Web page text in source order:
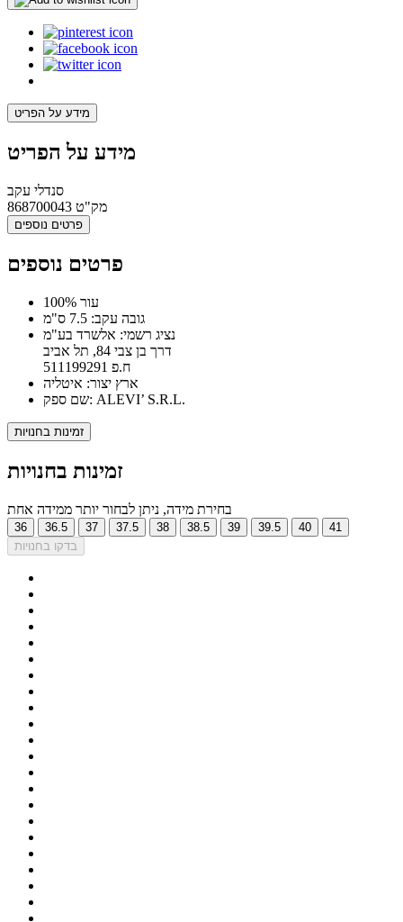
מידע על הפריט
מידע על הפריט
סנדלי עקב
מק"ט 868700043
פרטים נוספים
פרטים נוספים
100% עור
גובה עקב: 7.5 ס"מ
נציג רשמי: אלשרד בע"מ
דרך בן צבי 84, תל אביב
ח.פ 511199291
ארץ יצור: איטליה
שם ספק: ALEVI’ S.R.L.
זמינות בחנויות
זמינות בחנויות
בחירת מידה, ניתן לבחור יותר ממידה אחת
36 36.5 37 37.5 38 38.5 39 39.5 40
41
בדקו בחנויות